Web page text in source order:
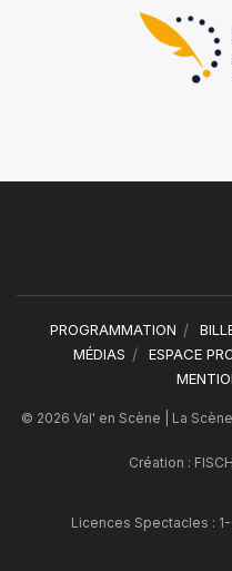
PROGRAMMATION
MÉDIAS
ESPACE
© 2026 Val' en Scène | La
Création :
Licences Spectacles :